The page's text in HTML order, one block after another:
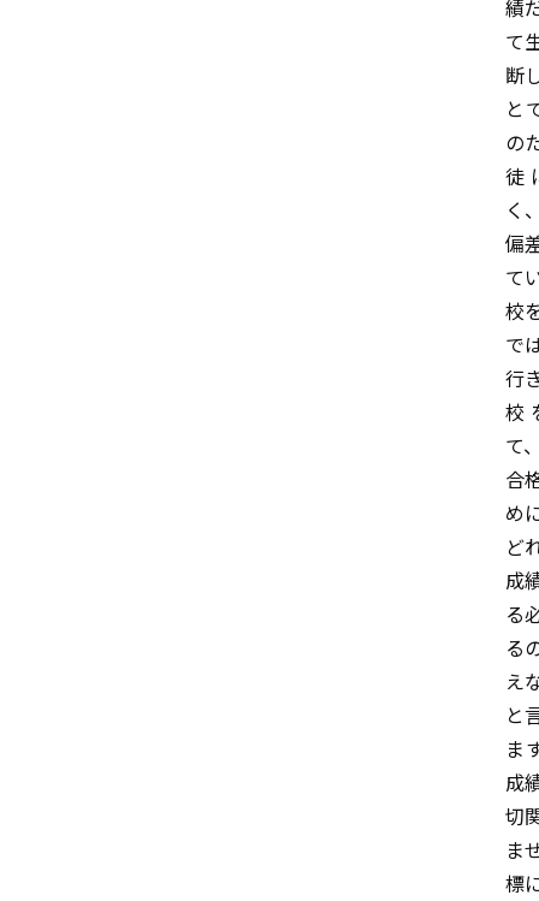
績
て
断
と
の
徒
く
偏
て
校
で
行
校
て
合
め
ど
成
る
る
え
と
ま
成
切
ま
標